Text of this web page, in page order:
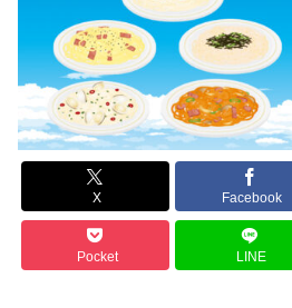
X Facebook
Pocket LINE